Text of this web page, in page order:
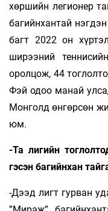
хөршийн легионер
багийнхантай
багт 2022 он
ширээний
оролцож, 44
Фэй одоо манай
Монголд өнгөрсөн
юм.
-Та лигийн
гэсэн багийнхан
-Дээд лигт гурван